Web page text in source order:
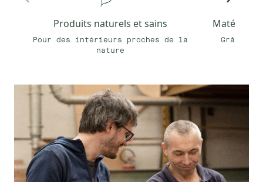
Produits naturels et sains
Pour des intérieurs proches de la
nature
Matériaux
Grâce à